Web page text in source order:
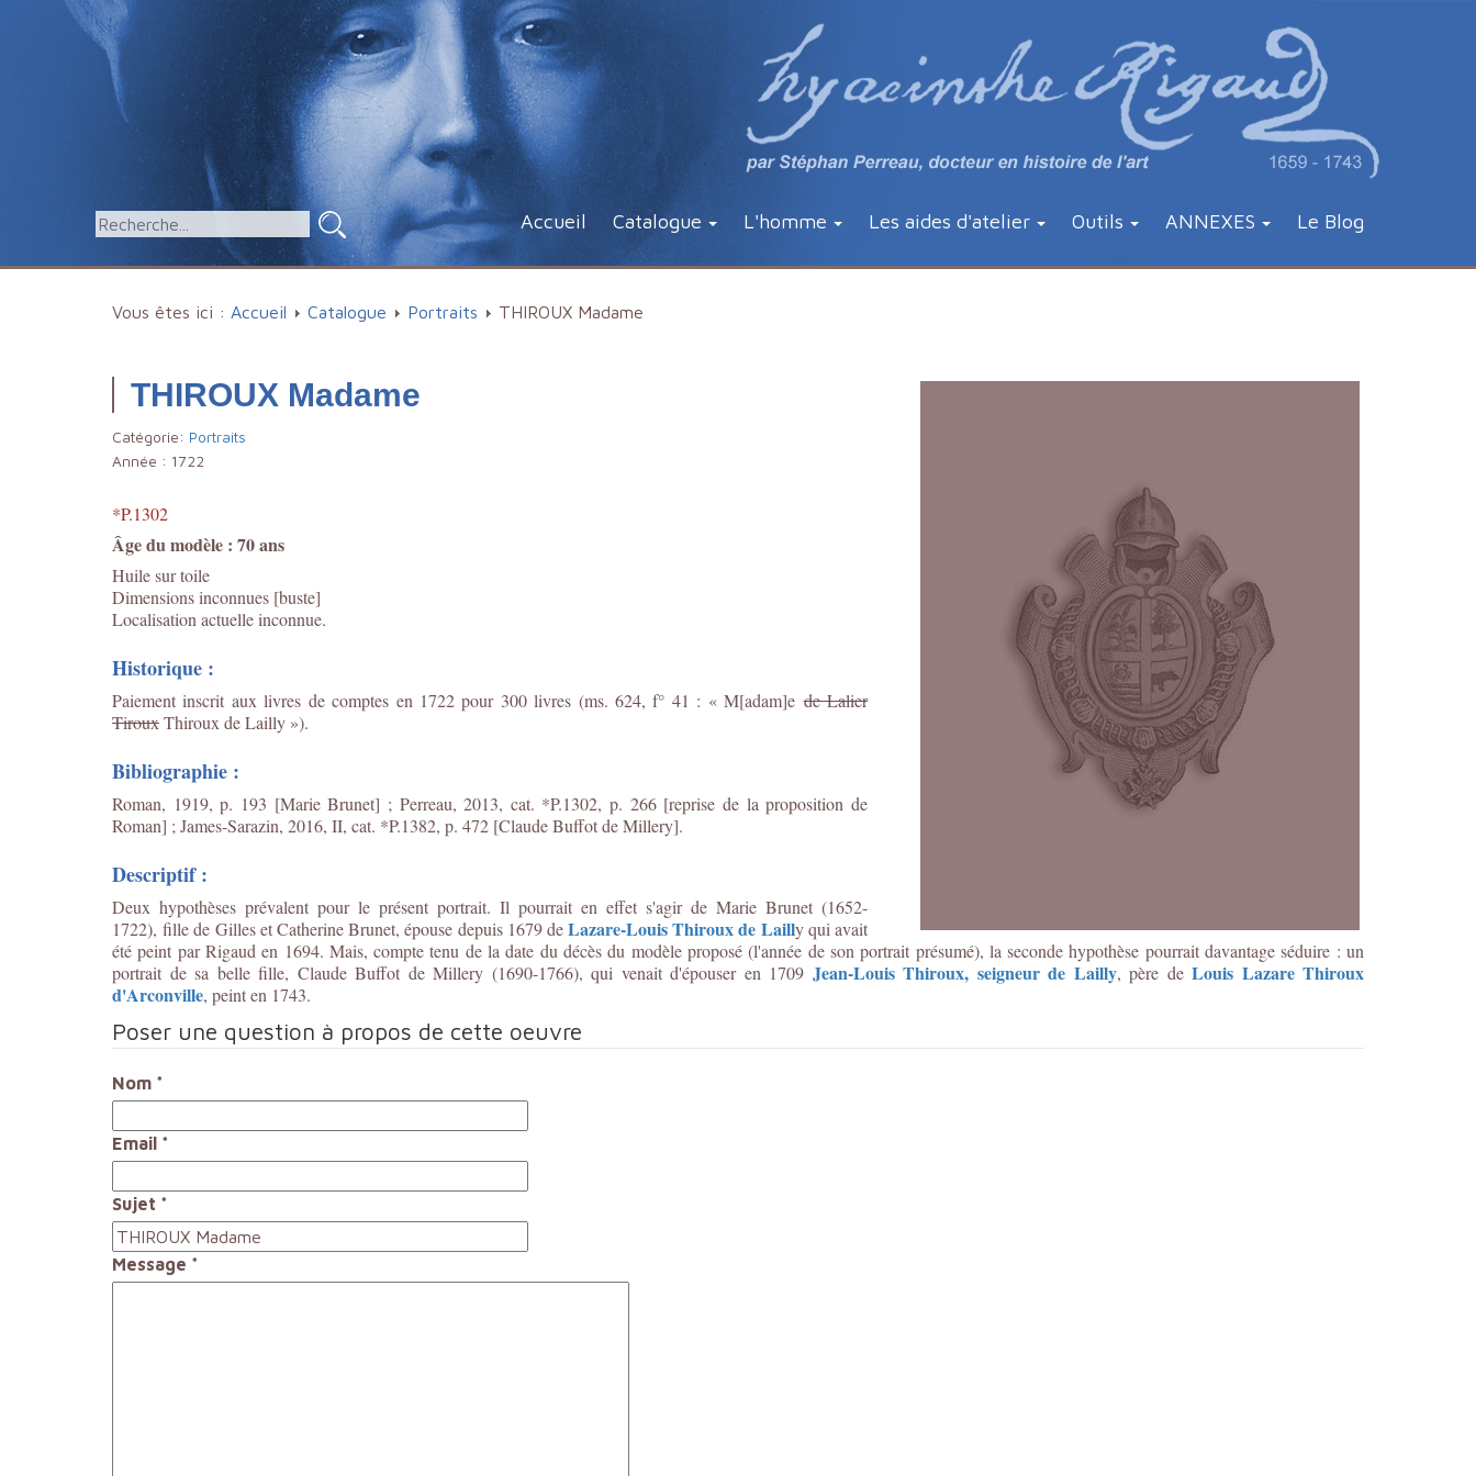
Accueil Catalogue L'homme Les aides d'atelier Outils ANNEXES Le Blog
Vous êtes ici : Accueil Catalogue Portraits THIROUX Madame
THIROUX Madame
Catégorie: Portraits
Année : 1722
*P.1302
Âge du modèle : 70 ans
Huile sur toile
Dimensions inconnues [buste]
Localisation actuelle inconnue.
Historique :
Paiement inscrit aux livres de comptes en 1722 pour 300 livres (ms. 624, f° 41 : « M[adam]ede Lalier
TirouxThiroux de Lailly »).
Bibliographie :
Roman, 1919, p. 193 [Marie Brunet] ; Perreau, 2013, cat. *P.1302, p. 266 [reprise de la proposition de
Roman] ; James-Sarazin, 2016, II, cat. *P.1382, p. 472 [Claude Buffot de Millery].
Descriptif :
Deux hypothèses prévalent pour le présent portrait. Il pourrait en effet s'agir de Marie Brunet (1652-
1722), fille de Gilles et Catherine Brunet, épouse depuis 1679 deLazare-Louis Thiroux de Lailly qui avait
été peint par Rigaud en 1694. Mais, compte tenu de la date du décès du modèle proposé (l'année de son portrait présumé), la seconde hypothèse pourrait davantage séduire : un
portrait de sa belle fille, Claude Buffot de Millery (1690-1766), qui venait d'épouser en 1709 Jean-Louis Thiroux, seigneur de Lailly, père de Louis Lazare Thiroux
d'Arconville, peint en 1743.
Poser une question à propos de cette oeuvre
Nom *
Email *
Sujet *
Message *